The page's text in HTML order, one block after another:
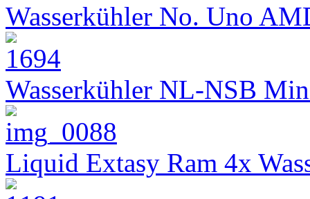
Wasserkühler No. Uno
Wasserkühler NL-NSB
Liquid Extasy Ram 4x